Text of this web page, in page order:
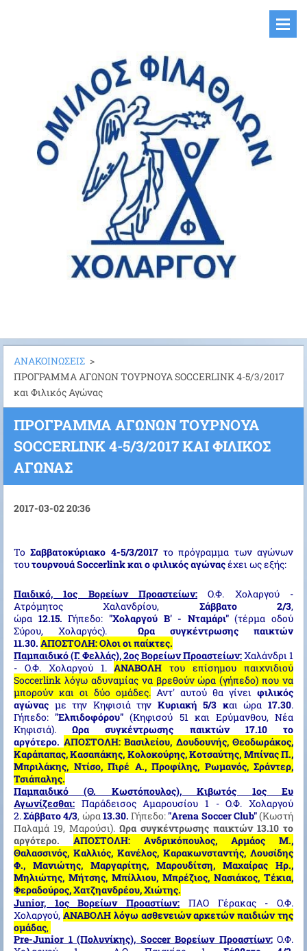
ΑΝΑΚΟΙΝΩΣΕΙΣ >
ΠΡΟΓΡΑΜΜΑ ΑΓΩΝΩΝ ΤΟΥΡΝΟΥΑ SOCCERLINK 4-5/3/2017
και Φιλικός Αγώνας
ΠΡΟΓΡΑΜΜΑ ΑΓΩΝΩΝ ΤΟΥΡΝΟΥΑ
SOCCERLINK 4-5/3/2017 ΚΑΙ ΦΙΛΙΚΌΣ
ΑΓΏΝΑΣ
2017-03-02 20:36
ΤοΣαββατοκύριακο 4-5/3/2017το πρόγραμμα των αγώνων
τουτουρνουά Soccerlinkκαι οφιλικός αγώναςέχει ως εξής:
Παιδικό, 1ος Βορείων Προαστείων: Ο.Φ. Χολαργού -
Aτρόμητος Χαλανδρίου, Σάββατο 2/3,
ώρα 12.15. Γήπεδο: "Χολαργού Β' - Νταμάρι" (τέρμα οδού
Σύρου, Χολαργός). Ωρα συγκέντρωσης παικτών
11.30. AΠΟΣΤΟΛΗ:Ολοι οι παίκτες.
Παμπαιδικό (Γ. Φελλάς), 2ος Βορείων Προαστείων:Χαλάνδρι 1
- Ο.Φ. Χολαργού 1.ΑΝΑΒΟΛΗ του επίσημου παιχνιδιού
Soccerlink λόγω αδυναμίας να βρεθούν ώρα (γήπεδο) που να
μπορούν και οι δύο ομάδες. Αντ' αυτού θα γίνει φιλικός
αγώνας με την Κηφισιά την Κυριακή 5/3 και ώρα17.30.
Γήπεδο: "Ελπιδοφόρου"(Κηφισού 51 και Ερύμανθου, Νέα
Κηφισιά).Ωρα συγκέντρωσης παικτών 17.10 το
αργότερο. ΑΠΟΣΤΟΛΗ: Βασιλείου, Δουδουνής, Θεοδωράκος,
Καράπαπας, Κασαπάκης, Κολοκούρης, Κοτσαύτης, Μπίνας Π.,
Μπριλάκης, Ντίσο, Πιρέ Α., Προφίλης, Ρωμανός, Σράντερ,
Τσιάπαλης.
Παμπαιδικό (Θ. Κωστόπουλος), Κιβωτός 1ος Ευ
Αγωνίζεσθαι: Παράδεισος Αμαρουσίου 1 - Ο.Φ. Χολαργού
2.Σάββατο 4/3, ώρα13.30. Γήπεδο: "Arena Soccer Club"(Κωστή
Παλαμά 19, Μαρούσι). Ωρα συγκέντρωσης παικτών 13.10 το
αργότερο. AΠΟΣΤΟΛΗ: Aνδρικόπουλος, Αρμάος Μ.,
Θαλασσινός, Καλλιός, Κανέλος, Καρακωνσταντής, Λουσίδης
Φ., Μανιώτης, Μαργαρίτης, Μαρουδίτση, Μαχαίρας Ηρ.,
Μηλιώτης, Μήτσης, Μπίλλιου, Μπρέζιος, Νασιάκος, Τέκια,
Φεραδούρος, Χατζηανδρέου, Χιώτης.
Junior, 1ος Βορείων Προαστίων: ΠΑΟ Γέρακας - Ο.Φ.
Χολαργού, ΑΝΑΒΟΛΗ λόγω ασθενειών αρκετών παιδιών της
ομάδας,
Pre-Junior 1 (Πολυνίκης), Soccer Βορείων Προαστίων:Ο.Φ.